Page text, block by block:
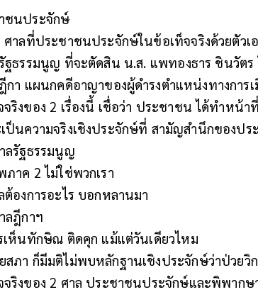
ชนประจักษ์
ศาลที่ประชาชนประจักษ์ในข้อเท็จจริงด้วยตัวเ
ฐธรรมนูญ ที่จะตัดสิน น.ส. แพทองธาร ชินวัตร
กา แผนกคดีอาญาของผู้ดำรงตำแหน่งทางการ
จริงของ 2 เรื่องนี้ เชื่อว่า ประชาชน ได้ทำหน้
เป็นความจริงเชิงประจักษ์ที่ สามัญสำนึกของป
ลรัฐธรรมนูญ
าค 2 ไม่ใช่พวกเรา
ต้องการอะไร บอกหลานมา
ลฎีกาฯ
เห็นทักษิณ ติดคุก แม้แต่วันเดียวไหม
ภา ก็มีมติไม่พบหลักฐานเชิงประจักษ์ว่าป่วยวิ
จริงของ 2 ศาล ประชาชนประจักษ์และพิพากษ